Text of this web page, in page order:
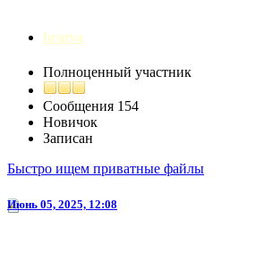
bratva
Полноценный участник
Сообщения 154
Новичок
Записан
Быстро ищем приватные файлы
Июнь 05, 2025, 12:08